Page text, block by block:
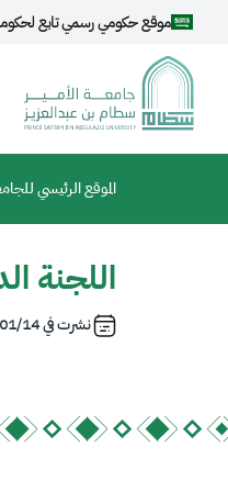
تجاوز إلى المحتوى الرئيسي
موقع حكومي رسمي تابع لحكومة
مسار
الموقع الرئيسي
اللجنة
نشرت في14